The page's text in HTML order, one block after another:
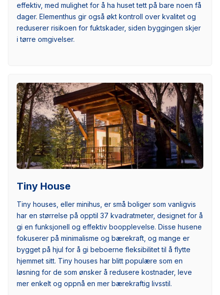
effektiv, med mulighet for å ha huset tett på bare noen få
dager. Elementhus gir også økt kontroll over kvalitet og
reduserer risikoen for fuktskader, siden byggingen skjer
i tørre omgivelser.
Tiny House
Tiny houses, eller minihus, er små boliger som vanligvis
har en størrelse på opptil 37 kvadratmeter, designet for å
gi en funksjonell og effektiv boopplevelse. Disse husene
fokuserer på minimalisme og bærekraft, og mange er
bygget på hjul for å gi beboerne fleksibilitet til å flytte
hjemmet sitt. Tiny houses har blitt populære som en
løsning for de som ønsker å redusere kostnader, leve
mer enkelt og oppnå en mer bærekraftig livsstil.